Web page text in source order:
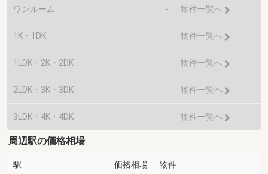
ワンルーム - 物件一覧へ
1K・1DK - 物件一覧へ
1LDK・2K・2DK - 物件一覧へ
2LDK・3K・3DK - 物件一覧へ
3LDK・4K・4DK - 物件一覧へ
周辺駅の価格相場
駅 価格相場 物件